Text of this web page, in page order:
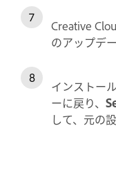
Creative
のアップデ
インストー
ーに戻り、
して、元の